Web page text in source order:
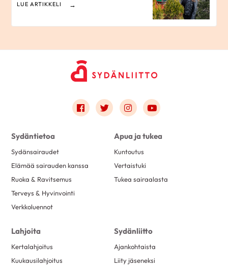
LUE ARTIKKELI
Link to facebook
Link to twitter
Link to instagram
Link to youtube
Sydäntietoa
Sydänsairaudet
Elämää sairauden kanssa
Ruoka & Ravitsemus
Terveys & Hyvinvointi
Verkkoluennot
Apua ja tukea
Kuntoutus
Vertaistuki
Tukea sairaalasta
Lahjoita
Kertalahjoitus
Kuukausilahjoitus
Sydänliitto
Ajankohtaista
Liity jäseneksi